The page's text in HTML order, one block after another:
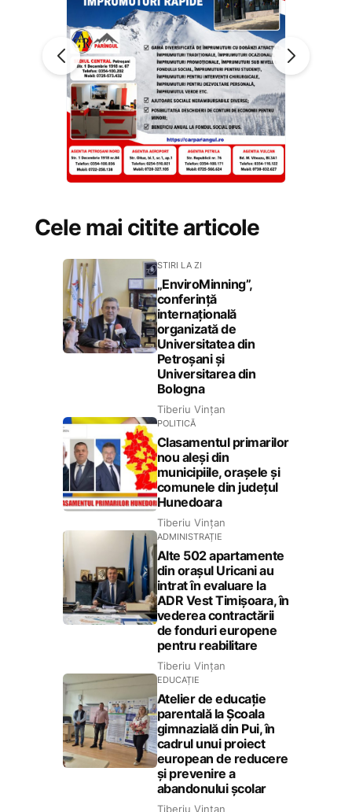
Cele mai citite articole
STIRI LA ZI
„EnviroMinning”,
conferință
internațională
organizată de
Universitatea din
Petroșani și
Universitarea din
Bologna
Tiberiu Vințan
POLITICĂ
Clasamentul primarilor
nou aleși din
municipiile, orașele și
comunele din județul
Hunedoara
Tiberiu Vințan
ADMINISTRAȚIE
Alte 502 apartamente
din orașul Uricani au
intrat în evaluare la
ADR Vest Timișoara, în
vederea contractării
de fonduri europene
pentru reabilitare
Tiberiu Vințan
EDUCAȚIE
Atelier de educație
parentală la Școala
gimnazială din Pui, în
cadrul unui proiect
european de reducere
și prevenire a
abandonului școlar
Tiberiu Vințan